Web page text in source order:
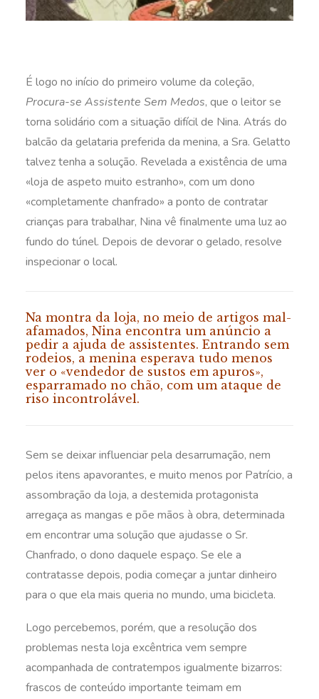
É logo no início do primeiro volume da coleção,
Procura-se Assistente Sem Medos, que o leitor se
torna solidário com a situação difícil de Nina. Atrás do
balcão da gelataria preferida da menina, a Sra. Gelatto
talvez tenha a solução. Revelada a existência de uma
«loja de aspeto muito estranho», com um dono
«completamente chanfrado» a ponto de contratar
crianças para trabalhar, Nina vê finalmente uma luz ao
fundo do túnel. Depois de devorar o gelado, resolve
inspecionar o local.
Na montra da loja, no meio de artigos mal-
afamados, Nina encontra um anúncio a
pedir a ajuda de assistentes. Entrando sem
rodeios, a menina esperava tudo menos
ver o «vendedor de sustos em apuros»,
esparramado no chão, com um ataque de
riso incontrolável.
Sem se deixar influenciar pela desarrumação, nem
pelos itens apavorantes, e muito menos por Patrício, a
assombração da loja, a destemida protagonista
arregaça as mangas e põe mãos à obra, determinada
em encontrar uma solução que ajudasse o Sr.
Chanfrado, o dono daquele espaço. Se ele a
contratasse depois, podia começar a juntar dinheiro
para o que ela mais queria no mundo, uma bicicleta.
Logo percebemos, porém, que a resolução dos
problemas nesta loja excêntrica vem sempre
acompanhada de contratempos igualmente bizarros:
frascos de conteúdo importante teimam em